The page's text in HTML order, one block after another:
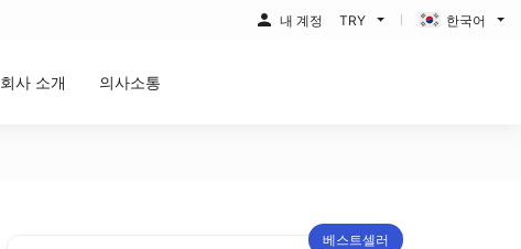
내 계정 TRY 한국어
회사 소개 의사소통
베스트셀러